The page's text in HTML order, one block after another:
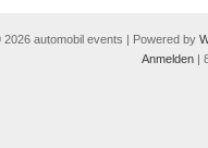
2026 automobil events | Powered by
Anmelden|